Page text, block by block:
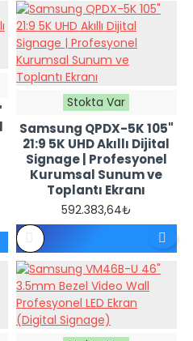
TEKLIF
İSTEYINIZ
REFERANS
FIYATTIR -
Stokta Var
Samsung QPDX-5K 105"
21:9 5K UHD Akıllı Dijital
Signage | Profesyonel
Kurumsal Sunum ve
Toplantı Ekranı
592.383,64₺